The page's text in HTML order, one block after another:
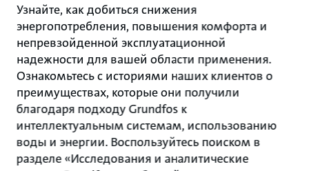
Узнайте, как добиться снижения
энергопотребления, повышения комфорта и
непревзойденной эксплуатационной
надежности для вашей области применения.
Ознакомьтесь с историями наших клиентов о
преимуществах, которые они получили
благодаря подходу Grundfos к
интеллектуальным системам, использованию
воды и энергии. Воспользуйтесь поиском в
разделе «Исследования и аналитические